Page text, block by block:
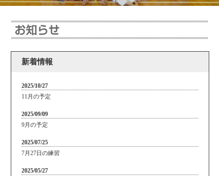
新着情報
2025/10/27
11月の予定
2025/09/09
9月の予定
2025/07/25
7月27日の練習
2025/05/27